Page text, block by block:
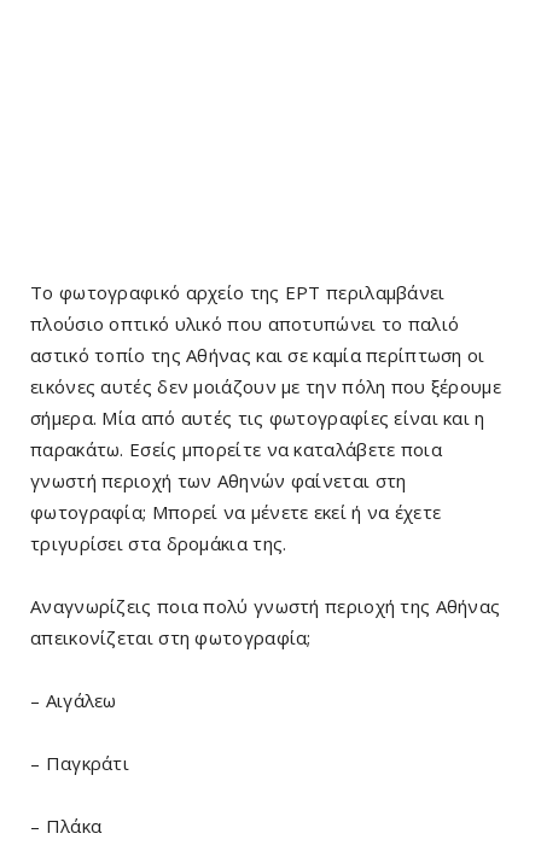
Το φωτογραφικό αρχείο της ΕΡΤ περιλαμβάνει
πλούσιο οπτικό υλικό που αποτυπώνει το παλιό
αστικό τοπίο της Αθήνας και σε καμία περίπτωση οι
εικόνες αυτές δεν μοιάζουν με την πόλη που ξέρουμε
σήμερα. Μία από αυτές τις φωτογραφίες είναι και η
παρακάτω. Εσείς μπορείτε να καταλάβετε ποια
γνωστή περιοχή των Αθηνών φαίνεται στη
φωτογραφία; Μπορεί να μένετε εκεί ή να έχετε
τριγυρίσει στα δρομάκια της.
Αναγνωρίζεις ποια πολύ γνωστή περιοχή της Αθήνας
απεικονίζεται στη φωτογραφία;
– Αιγάλεω
– Παγκράτι
– Πλάκα